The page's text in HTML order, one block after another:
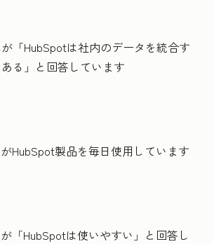
「HubSpotは社内のデータを統合す
る」と回答しています
HubSpot製品を毎日使用しています
「HubSpotは使いやすい」と回答し